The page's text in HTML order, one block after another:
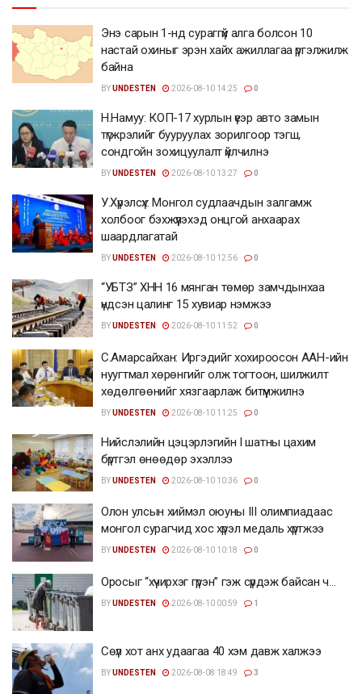
Энэ сарын 1-нд сураггүй алга болсон 10
настай охиныг эрэн хайх ажиллагаа үргэлжилж
байна
BYUNDESTEN 2026-08-10 14:25 0
Н.Намуу: КОП-17 хурлын үеэр авто замын
түгжрэлийг бууруулах зорилгоор тэгш,
сондгойн зохицуулалт үйлчилнэ
BYUNDESTEN 2026-08-10 13:27 0
У.Хүрэлсүх: Монгол судлаачдын залгамж
холбоог бэхжүүлэхэд онцгой анхаарах
шаардлагатай
BYUNDESTEN 2026-08-10 12:56 0
“УБТЗ” ХНН 16 мянган төмөр замчдынхаа
үндсэн цалинг 15 хувиар нэмжээ
BYUNDESTEN 2026-08-10 11:52 0
С.Амарсайхан: Иргэдийг хохироосон ААН-ийн
нуугтмал хөрөнгийг олж тогтоон, шилжилт
хөдөлгөөнийг хязгаарлаж битүүмжилнэ
BYUNDESTEN 2026-08-10 11:25 0
Нийслэлийн цэцэрлэгийн I шатны цахим
бүртгэл өнөөдөр эхэллээ
BYUNDESTEN 2026-08-10 10:36 0
Олон улсын хиймэл оюуны III олимпиадаас
монгол сурагчид хос хүрэл медаль хүртжээ
BYUNDESTEN 2026-08-10 10:18 0
Оросыг “хүчирхэг гүрэн” гэж сүрдэж байсан ч…
BYUNDESTEN 2026-08-10 00:59 1
Сөүл хот анх удаагаа 40 хэм давж халжээ
BYUNDESTEN 2026-08-08 18:49 3